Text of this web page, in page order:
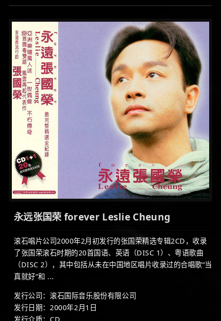
永远张国荣 forever Leslie Cheung
滚石唱片公司2000年2月初发行的张国荣精选专辑2CD，收录
了张国荣滚石时期的20首国语、英语（DISC 1）、粤语歌曲
（DISC 2），其中包括从未在中国地区唱片收录过的合唱歌“当
真就好”和 ...
发行公司：滚石国际音乐股份有限公司
发行日期：2000年2月1日
发行介质：CD